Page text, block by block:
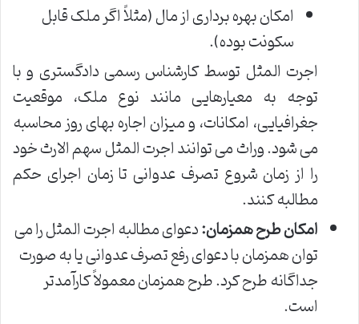
امکان بهره برداری از مال (مثلاً اگر ملک قابل
سکونت بوده).
اجرت المثل توسط کارشناس رسمی دادگستری و با
توجه به معیارهایی مانند نوع ملک، موقعیت
جغرافیایی، امکانات، و میزان اجاره بهای روز محاسبه
می شود. وراث می توانند اجرت المثل سهم الارث خود
را از زمان شروع تصرف عدوانی تا زمان اجرای حکم
مطالبه کنند.
امکان طرح همزمان:دعوای مطالبه اجرت المثل را می
توان همزمان با دعوای رفع تصرف عدوانی یا به صورت
جداگانه طرح کرد. طرح همزمان معمولاً کارآمدتر
است.